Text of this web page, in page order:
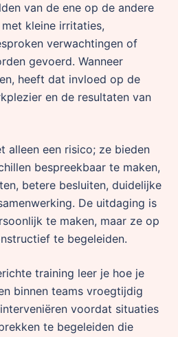
van de ene op de andere
kleine irritaties,
verwachtingen of
gevoerd. Wanneer
heeft dat invloed op de
en de resultaten van
alleen een risico; ze bieden
bespreekbaar te maken,
betere besluiten, duidelijke
De uitdaging is
te maken, maar ze op
te begeleiden.
training leer je hoe je
binnen teams vroegtijdig
voordat situaties
te begeleiden die